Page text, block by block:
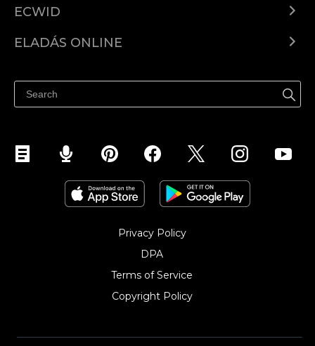
ECWID
Árkalkuláció
ELADÁS ONLINE
Eladás a Facebookon
Eladás Instagramon
Privacy Policy
DPA
Terms of Service
Copyright Policy‎